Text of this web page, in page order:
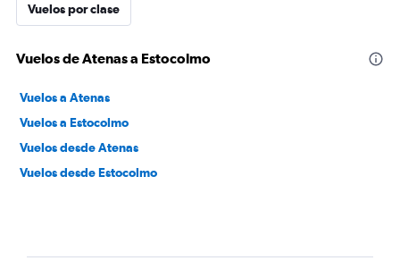
Vuelos por clase
Vuelos de Atenas a Estocolmo
Vuelos a Atenas
Vuelos a Estocolmo
Vuelos desde Atenas
Vuelos desde Estocolmo